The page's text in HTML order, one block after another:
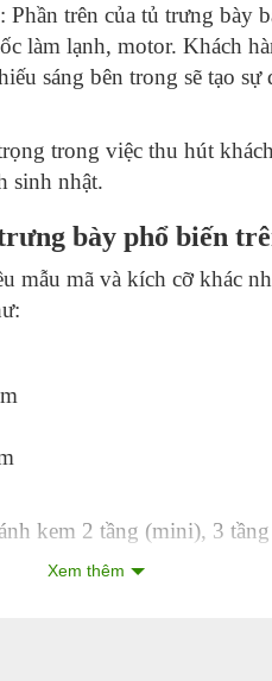
trên của tủ trưng bày
làm lạnh, motor. Khách
sáng bên trong sẽ tạo
trong việc thu hút
sinh nhật.
bày phổ biến
mẫu mã và kích cỡ khác
kem 2 tầng (mini), 3
tủ trưng bày kính cong
Xem thêm